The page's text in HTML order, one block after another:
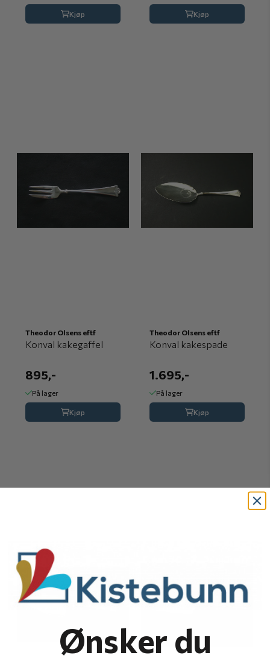
Kjøp Kjøp
Theodor Olsens eftf
Konval kakegaffel
895,-
På lager
Kjøp
Theodor Olsens eftf
Konval kakespade
1.695,-
På lager
Kjøp
Ønsker du